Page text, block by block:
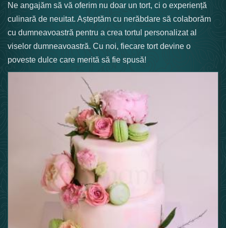
Ne angajăm să vă oferim nu doar un tort, ci o experiență
culinară de neuitat. Așteptăm cu nerăbdare să colaborăm
cu dumneavoastră pentru a crea tortul personalizat al
viselor dumneavoastră. Cu noi, fiecare tort devine o
poveste dulce care merită să fie spusă!